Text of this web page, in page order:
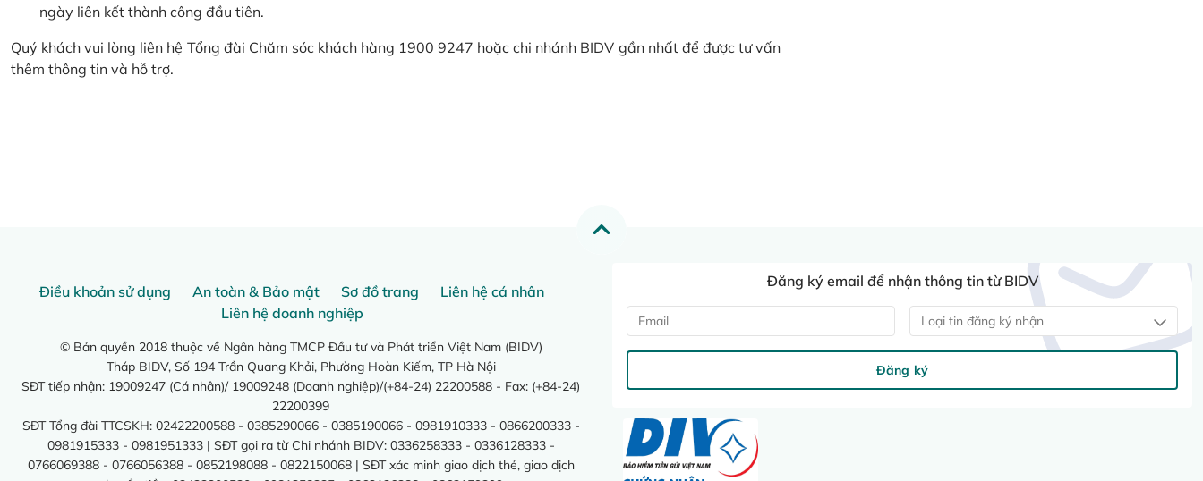
ngày liên kết thành công đầu tiên.
Quý khách vui lòng liên hệ Tổng đài Chăm sóc khách hàng 1900 9247 hoặc chi nhánh BIDV gần nhất để được tư vấn
thêm thông tin và hỗ trợ.
Điều khoản sử dụng An toàn & Bảo mật Sơ đồ trang
Liên hệ cá nhân
Liên hệ doanh nghiệp
© Bản quyền 2018 thuộc về Ngân hàng TMCP Đầu tư và Phát triển Việt Nam (BIDV)
Tháp BIDV, Số 194 Trần Quang Khải, Phường Hoàn Kiếm, TP Hà Nội
SĐT tiếp nhận: 19009247 (Cá nhân)/ 19009248 (Doanh nghiệp)/(+84-24) 22200588 - Fax: (+84-24)
22200399
SĐT Tổng đài TTCSKH: 02422200588 - 0385290066 - 0385190066 - 0981910333 - 0866200333 -
0981915333 - 0981951333 | SĐT gọi ra từ Chi nhánh BIDV: 0336258333 - 0336128333 -
0766069388 - 0766056388 - 0852198088 - 0822150068 | SĐT xác minh giao dịch thẻ, giao dịch
Đăng ký email để nhận thông tin từ BIDV
Loại tin đăng ký nhận
Đăng ký